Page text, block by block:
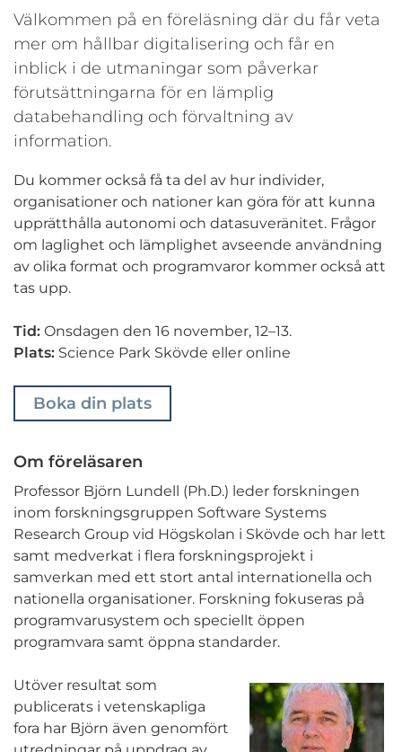
Välkommen på en föreläsning där du får veta
mer om hållbar digitalisering och får en
inblick i de utmaningar som påverkar
förutsättningarna för en lämplig
databehandling och förvaltning av
information.
Du kommer också få ta del av hur individer,
organisationer och nationer kan göra för att kunna
upprätthålla autonomi och datasuveränitet. Frågor
om laglighet och lämplighet avseende användning
av olika format och programvaror kommer också att
tas upp.
Tid: Onsdagen den 16 november, 12–13.
Plats: Science Park Skövde eller online
Boka din plats
Om föreläsaren
Professor Björn Lundell (Ph.D.) leder forskningen
inom forskningsgruppen Software Systems
Research Group vid Högskolan i Skövde och har lett
samt medverkat i flera forskningsprojekt i
samverkan med ett stort antal internationella och
nationella organisationer. Forskning fokuseras på
programvarusystem och speciellt öppen
programvara samt öppna standarder.
Utöver resultat som
publicerats i vetenskapliga
fora har Björn även genomfört